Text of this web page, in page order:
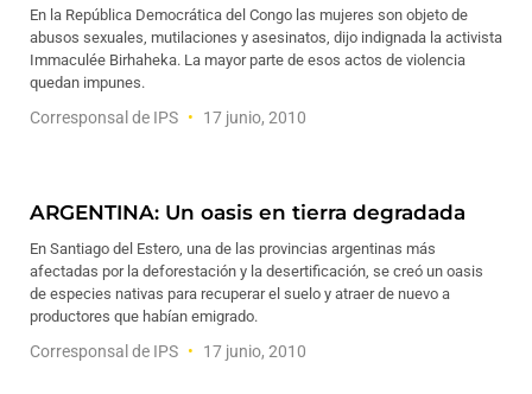
En la República Democrática del Congo las mujeres son objeto de
abusos sexuales, mutilaciones y asesinatos, dijo indignada la activista
Immaculée Birhaheka. La mayor parte de esos actos de violencia
quedan impunes.
Corresponsal de IPS 17 junio, 2010
ARGENTINA: Un oasis en tierra degradada
En Santiago del Estero, una de las provincias argentinas más
afectadas por la deforestación y la desertificación, se creó un oasis
de especies nativas para recuperar el suelo y atraer de nuevo a
productores que habían emigrado.
Corresponsal de IPS 17 junio, 2010